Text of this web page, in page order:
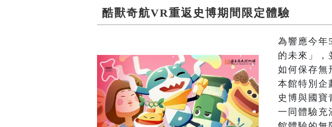
酷獸奇航VR重返史博期間限定體驗
為響應今年
的未來」
如何保存無
本館特別企
史博與國寶
一同體驗充